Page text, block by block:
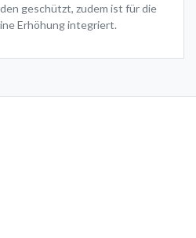
geschützt, zudem ist für die
Erhöhung integriert.